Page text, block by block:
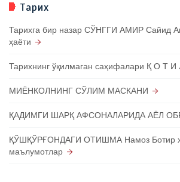
Тарих
Тарихга бир назар СЎНГГИ АМИР Сайид
ҳаёти
Тарихнинг ўқилмаган саҳифалари Қ О Т
МИЁНКОЛНИНГ СЎЛИМ МАСКАНИ
ҚАДИМГИ ШАРҚ АФСОНАЛАРИДА АЁЛ
ҚЎШҚЎРҒОНДАГИ ОТИШМА Намоз Ботир
маълумотлар